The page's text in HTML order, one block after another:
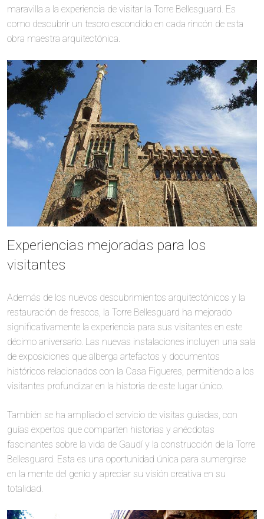
maravilla a la experiencia de visitar la Torre Bellesguard. Es
como descubrir un tesoro escondido en cada rincón de esta
obra maestra arquitectónica.
Experiencias mejoradas para los
visitantes
Además de los nuevos descubrimientos arquitectónicos y la
restauración de frescos, la Torre Bellesguard ha mejorado
significativamente la experiencia para sus visitantes en este
décimo aniversario. Las nuevas instalaciones incluyen una sala
de exposiciones que alberga artefactos y documentos
históricos relacionados con la Casa Figueres, permitiendo a los
visitantes profundizar en la historia de este lugar único.
También se ha ampliado el servicio de visitas guiadas, con
guías expertos que comparten historias y anécdotas
fascinantes sobre la vida de Gaudí y la construcción de la Torre
Bellesguard. Esta es una oportunidad única para sumergirse
en la mente del genio y apreciar su visión creativa en su
totalidad.